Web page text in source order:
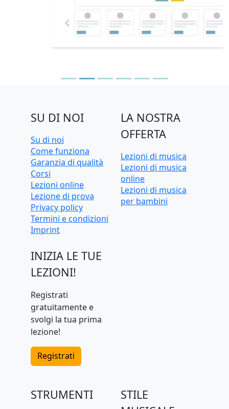
SU DI NOI
Su di noi
Come funziona
Garanzia di qualità
Corsi
Lezioni online
Lezione di prova
Privacy policy
Termini e condizioni
Imprint
INIZIA LE TUE
LEZIONI!
Registrati
gratuitamente e
svolgi la tua prima
lezione!
Registrati
LA NOSTRA
OFFERTA
Lezioni di musica
Lezioni di musica
online
Lezioni di musica
per bambini
STRUMENTI
STILE